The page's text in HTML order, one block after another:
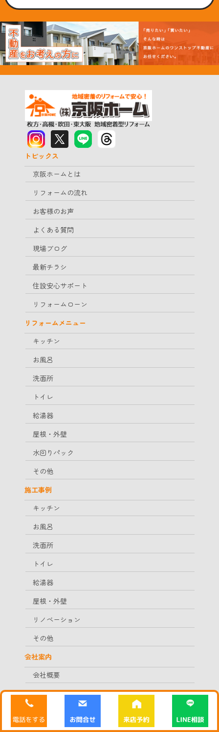
トピックス
京阪ホームとは
リフォームの流れ
お客様のお声
よくある質問
現場ブログ
最新チラシ
住設安心サポート
リフォームローン
リフォームメニュー
キッチン
お風呂
洗面所
トイレ
給湯器
屋根・外壁
水回りパック
その他
施工事例
キッチン
お風呂
洗面所
トイレ
給湯器
屋根・外壁
リノベーション
その他
会社案内
会社概要
企業理念